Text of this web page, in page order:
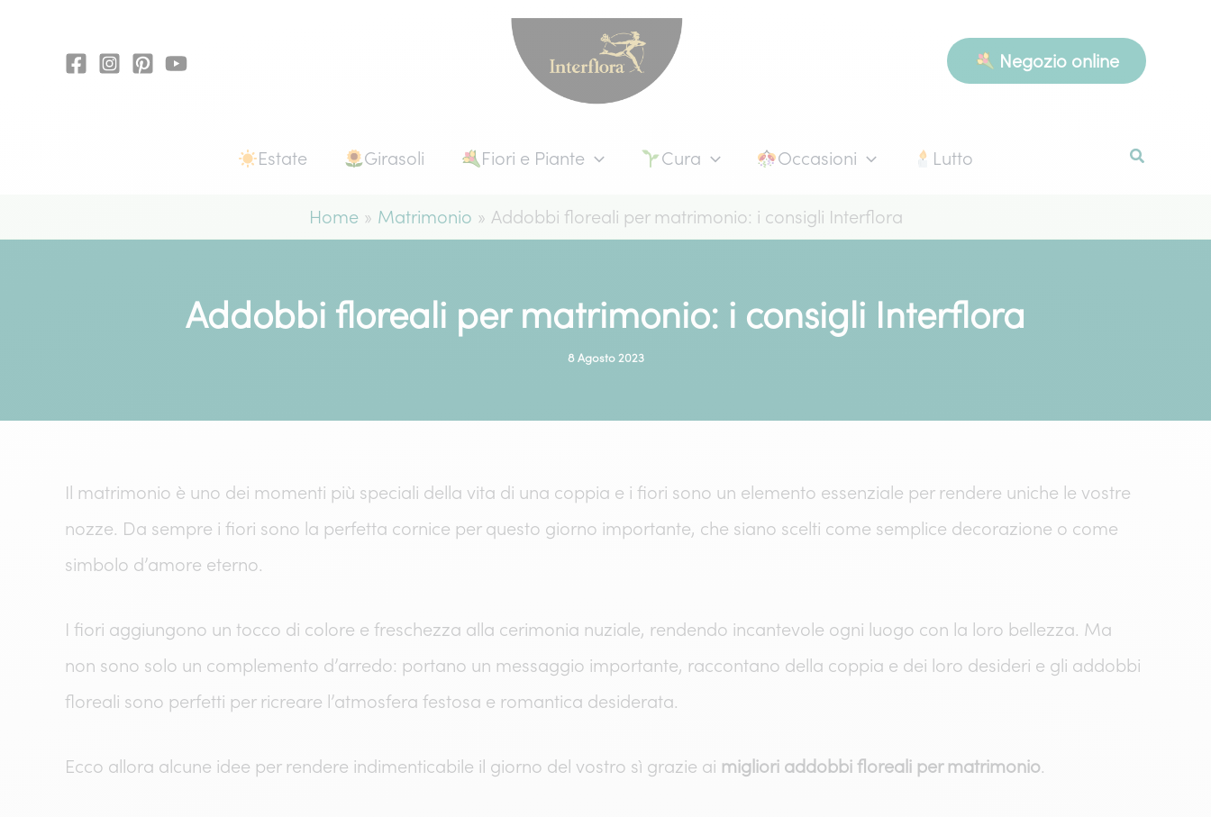
Negozio online
Estate Girasoli Fiori e Piante Cura Occasioni Lutto
Home Matrimonio Addobbi floreali per matrimonio: i consigli Interflora
Addobbi floreali per matrimonio: i consigli Interflora
8 Agosto 2023
Il matrimonio è uno dei momenti più speciali della vita di una coppia e i fiori sono un elemento essenziale per rendere uniche le vostre
nozze. Da sempre i fiori sono la perfetta cornice per questo giorno importante, che siano scelti come semplice decorazione o come
simbolo d’amore eterno.
I fiori aggiungono un tocco di colore e freschezza alla cerimonia nuziale, rendendo incantevole ogni luogo con la loro bellezza. Ma
non sono solo un complemento d’arredo: portano un messaggio importante, raccontano della coppia e dei loro desideri e gli addobbi
floreali sono perfetti per ricreare l’atmosfera festosa e romantica desiderata.
Ecco allora alcune idee per rendere indimenticabile il giorno del vostro sì grazie ai migliori addobbi floreali per matrimonio.